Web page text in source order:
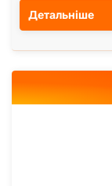
Детальніше